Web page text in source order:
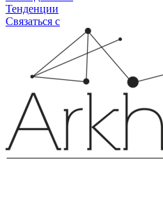
Тенденции
Связаться с